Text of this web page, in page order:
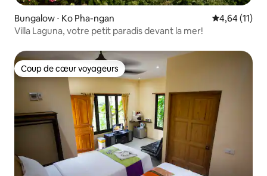
Bungalow ⋅ Ko Pha-ngan Évaluation
4,64 (11)
Villa Laguna, votre petit paradis devant la mer!
Coup de cœur voyageurs
Coup de cœur voyageurs